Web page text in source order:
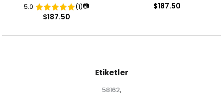
Desenli Abiye Elbise
5.0 (1)📷
$187.50
$187.50
Etiketler
58162,